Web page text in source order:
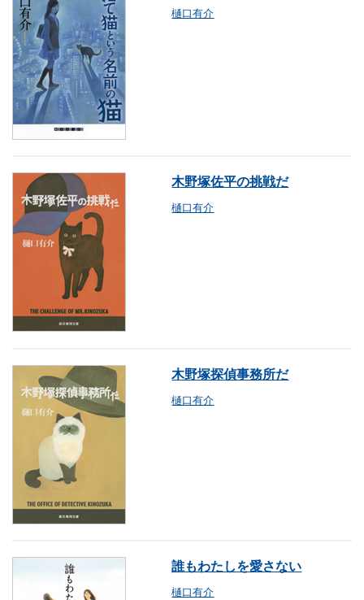
樋口有介
木野塚佐平の挑戦だ
樋口有介
木野塚探偵事務所だ
樋口有介
誰もわたしを愛さない
樋口有介